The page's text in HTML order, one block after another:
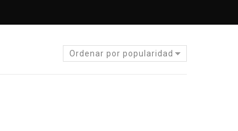
Ordenar por popularidad